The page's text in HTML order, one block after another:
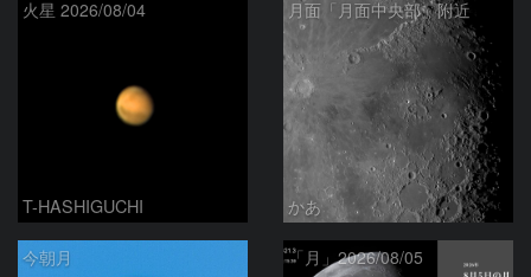
火星 2026/08/04
T-HASHIGUCHI
月面「月面中央部」附近
かあ
今朝月 「月」2026/08/05